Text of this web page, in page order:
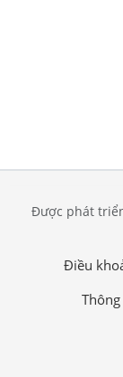
Được phát
Điều